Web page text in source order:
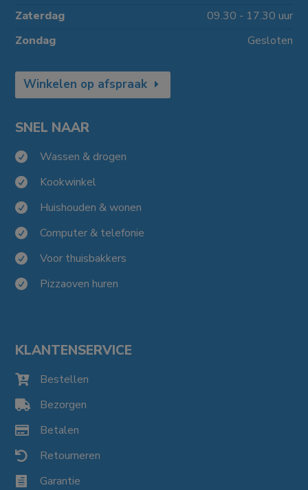
Zaterdag
09.30 - 17.30 uur
Zondag
Gesloten
Winkelen op afspraak
SNEL NAAR
 Wassen & drogen
 Kookwinkel
 Huishouden & wonen
 Computer & telefonie
 Voor thuisbakkers
 Pizzaoven huren
KLANTENSERVICE
 Bestellen
 Bezorgen
 Betalen
 Retourneren
 Garantie